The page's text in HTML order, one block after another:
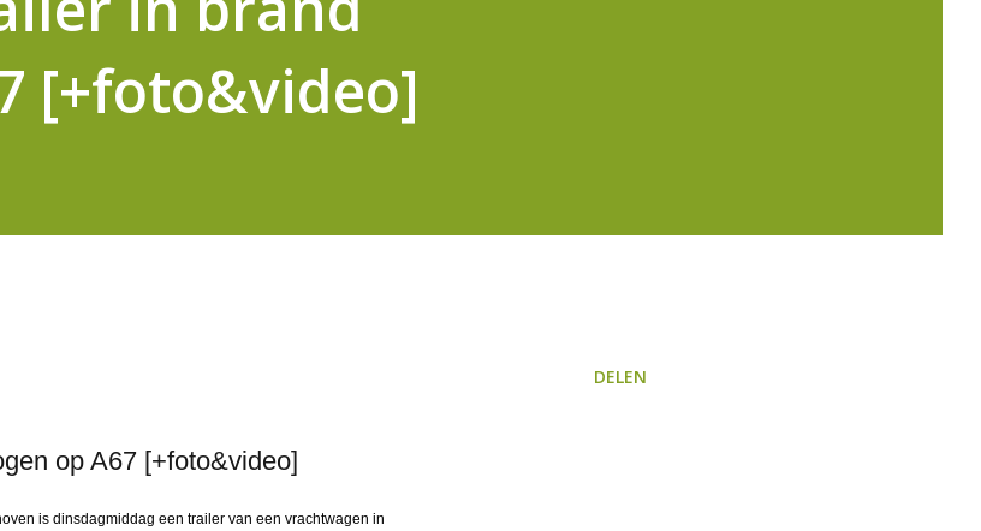
[+foto&video]
op A67 [+foto&video]
is dinsdagmiddag een trailer van een vrachtwagen in
DELEN